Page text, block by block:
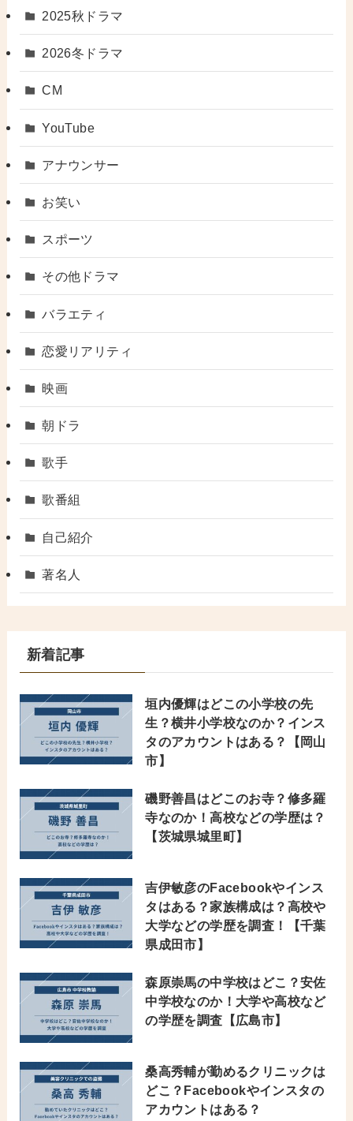
2025秋ドラマ
2026冬ドラマ
CM
YouTube
アナウンサー
お笑い
スポーツ
その他ドラマ
バラエティ
恋愛リアリティ
映画
朝ドラ
歌手
歌番組
自己紹介
著名人
新着記事
垣内優輝はどこの小学校の先
生？横井小学校なのか？インス
タのアカウントはある？【岡山
市】
磯野善昌はどこのお寺？修多羅
寺なのか！高校などの学歴は？
【茨城県城里町】
吉伊敏彦のFacebookやインス
タはある？家族構成は？高校や
大学などの学歴を調査！【千葉
県成田市】
森原崇馬の中学校はどこ？安佐
中学校なのか！大学や高校など
の学歴を調査【広島市】
桑高秀輔が勤めるクリニックは
どこ？Facebookやインスタの
アカウントはある？